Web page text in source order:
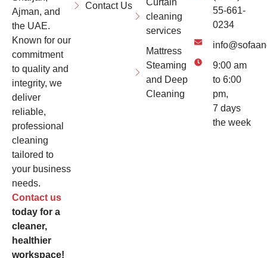
Ajman, and
the UAE.
Known for our
commitment
to quality and
integrity, we
deliver
reliable,
professional
cleaning
tailored to
your business
needs.
Contact us
today for a
cleaner,
healthier
workspace!
Contact Us
Curtain
cleaning
services
Mattress
Steaming
and Deep
Cleaning
55-661-
0234
9:00 am
to 6:00
pm,
7 days
the week